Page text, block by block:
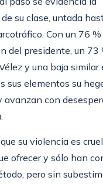
su clase, untada
Con un 76 %
del presidente, un 73
y una baja similar
sus elementos su
avanzan con
su violencia es
ofrecer y sólo han
pero sin